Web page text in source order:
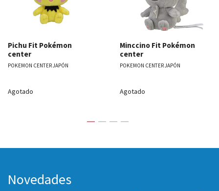
Pichu Fit Pokémon
center
POKEMON CENTER JAPÓN
Agotado
Minccino Fit Pokémon
center
POKEMON CENTER JAPÓN
Agotado
Novedades